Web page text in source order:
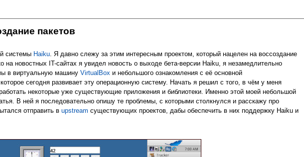
пакетов
системы Haiku. Я давно слежу за этим интересным проектом, который нацелен на воссоздание
на новостных IT-сайтах я увидел новость о выходе бета-версии Haiku, я незамедлительно
в виртуальную машину VirtualBox и небольшого ознакомления с её основной
сегодня развивает эту операционную систему. Начать я решил с того, в чём у меня
некоторые уже существующие приложения и библиотеки. Именно этой моей небольшой
В ней я последовательно опишу те проблемы, с которыми столкнулся и расскажу про
отправить в upstream существующих проектов, дабы обеспечить в них поддержку Haiku и